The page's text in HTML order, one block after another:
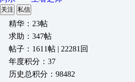
关注 私信
精华：23帖
求助：347帖
帖子：1611帖 | 22281回
年度积分：37
历史总积分：98482